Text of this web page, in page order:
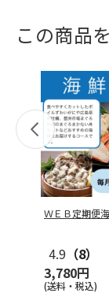
この商品
ＷＥＢ定期便
4.9 （8）
3,780円
(送料・税込)